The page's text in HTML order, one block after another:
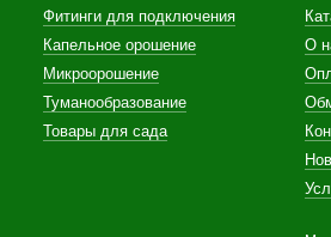
Фитинги для подключения
Капельное орошение
Микроорошение
Туманообразование
Товары для сада
О